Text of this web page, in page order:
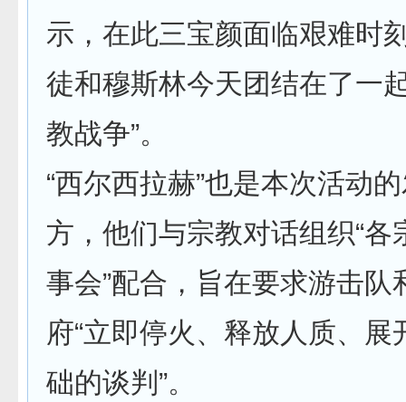
示，在此三宝颜面临艰难时
徒和穆斯林今天团结在了一
教战争”。
“西尔西拉赫”也是本次活动
方，他们与宗教对话组织“各
事会”配合，旨在要求游击队
府“立即停火、释放人质、展
础的谈判”。